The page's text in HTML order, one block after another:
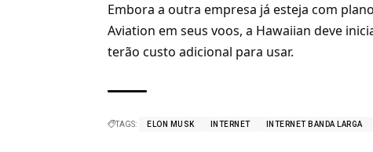
Embora a outra empresa já esteja com
Aviation em seus voos, a Hawaiian deve
terão custo adicional para usar.
TAGS: ELON MUSK INTERNET INTERNET BANDA LARGA